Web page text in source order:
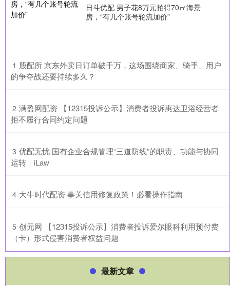
日斗优配 男子花8万元拍得70㎡海景
房，“有几个账号轮流加价”
1 ​股配所 京东外卖日订单破千万，这场围绕商家、骑手、用户
的争夺战还要持续多久？
2 ​满盈网配资 【12315投诉公示】消费者投诉惠达卫浴经营者
拒不履行合同约定问题
3 ​优配无忧 国有企业合规管理“三道防线”的职责、功能与协同
运转｜iLaw
4 ​大牛时代配资 事关信用修复政策！必看操作指南
5 ​创元网 【12315投诉公示】消费者投诉爱尔眼科利用预付费
（卡）形式侵害消费者权益问题
最新文章